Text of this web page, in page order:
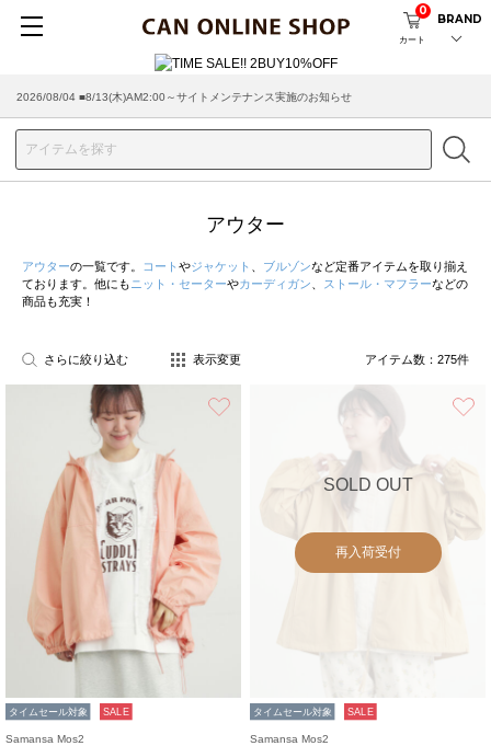
カート
0
BRAND
2026/08/04 ■8/13(木)AM2:00～サイトメンテナンス実施のお知らせ
2026/07/29 ■【お知らせ】ヤマト運輸の配送遅延・停止について
アウター
アウターの一覧です。 コート やジャケット ブルゾンなど定番アイテムを取り揃え
ております。他にも ニット・セーターやカーディガン ストール・マフラーなどの
商品も充実！
さらに絞り込む 表示変更 アイテム数： 275件
タイムセール対象 SALE
Samansa Mos2
SOLD OUT
再入荷受付
タイムセール対象 SALE
Samansa Mos2